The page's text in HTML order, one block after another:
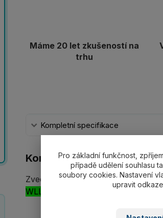
Máme 20 let zkušeností na
trhu
Kompletní specifikace
Kompletní specifikace
Zvedací pás s oky plochý textilní
WLL2000kg
dvouvrstvý dle EN
Pro základní funkčnost,
případě udělení souhlasu
soubory cookies. Nastavení
upravit